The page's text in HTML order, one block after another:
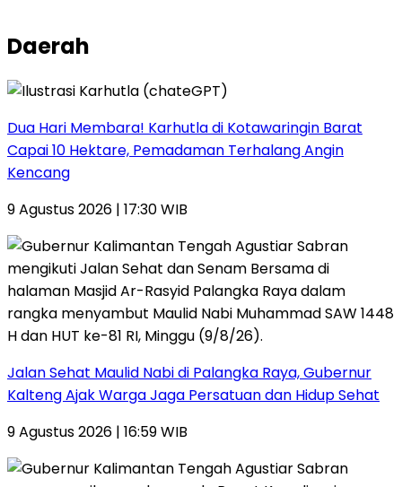
Daerah
Dua Hari Membara! Karhutla di Kotawaringin Barat
Capai 10 Hektare, Pemadaman Terhalang Angin
Kencang
9 Agustus 2026 | 17:30 WIB
Jalan Sehat Maulid Nabi di Palangka Raya, Gubernur
Kalteng Ajak Warga Jaga Persatuan dan Hidup Sehat
9 Agustus 2026 | 16:59 WIB